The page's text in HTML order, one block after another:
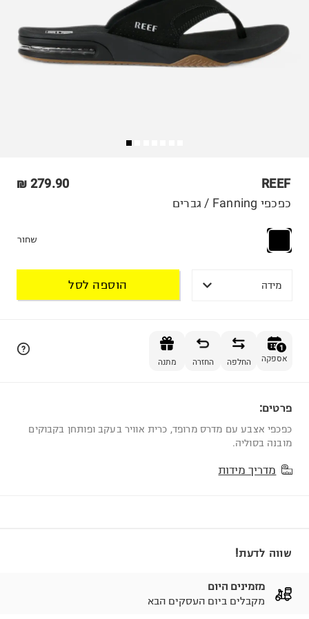
REEF
279.90 ₪
כפכפי Fanning / גברים
שחור
מידה הוספה לסל
1
אספקה החלפה החזרה מתנה
פרטים:
כפכפי אצבע עם מדרס מרופד, כרית אוויר בעקב ופותחן בקבוקים
מובנה בסוליה.
מדריך מידות
שווה לדעת!
מזמינים היום
מקבלים ביום העסקים הבא